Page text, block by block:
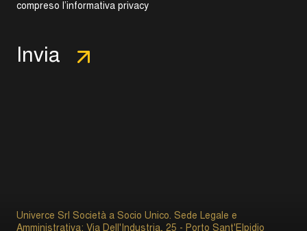
compreso l’informativa privacy
Univerce Srl Società a Socio Unico. Sede Legale e
Amministrativa: Via Dell'Industria, 25 - Porto Sant'Elpidio